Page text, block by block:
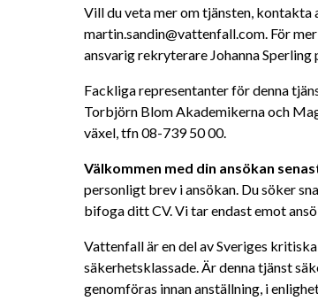
Vill du veta mer om tjänsten,
martin.sandin@vattenfall.com. För
ansvarig rekryterare Johanna
Fackliga representanter för denna
Torbjörn Blom Akademikerna och
växel, tfn 08-739 50 00.
Välkommen med din ansökan
personligt brev i ansökan. Du söker
bifoga ditt CV.Vi tar endast emot
Vattenfall är en del av Sveriges
säkerhetsklassade. Är denna tjänst
genomföras innan anställning, i